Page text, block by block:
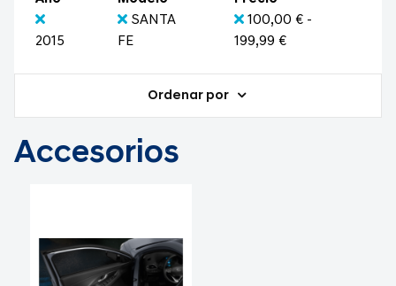
2015
SANTA
FE
100,00 € -
199,99 €
Ordenar por
Accesorios